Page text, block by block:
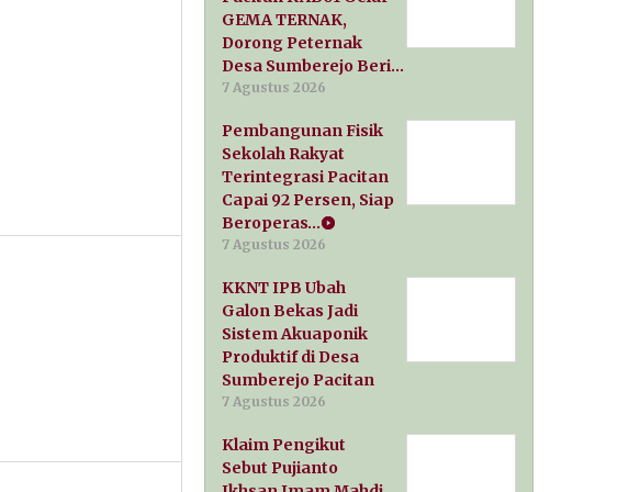
GEMA TERNAK,
Dorong Peternak
Desa Sumberejo Beri…
7 Agustus 2026
Pembangunan Fisik
Sekolah Rakyat
Terintegrasi Pacitan
Capai 92 Persen, Siap
Beroperas…
7 Agustus 2026
KKNT IPB Ubah
Galon Bekas Jadi
Sistem Akuaponik
Produktif di Desa
Sumberejo Pacitan
7 Agustus 2026
Klaim Pengikut
Sebut Pujianto